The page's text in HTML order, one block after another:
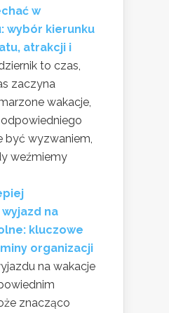
w
wybór kierunku
atrakcji i
to czas,
zaczyna
wakacje,
być wyzwaniem,
weźmiemy
na
kluczowe
organizacji
na wakacje
znacząco